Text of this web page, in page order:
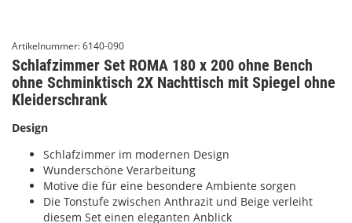
Artikelnummer:6140-090
Schlafzimmer Set ROMA 180 x 200 ohne Bench
ohne Schminktisch 2X Nachttisch mit Spiegel ohne
Kleiderschrank
Design
Schlafzimmer im modernen Design
Wunderschöne Verarbeitung
Motive die für eine besondere Ambiente sorgen
Die Tonstufe zwischen Anthrazit und Beige verleiht
diesem Set einen eleganten Anblick